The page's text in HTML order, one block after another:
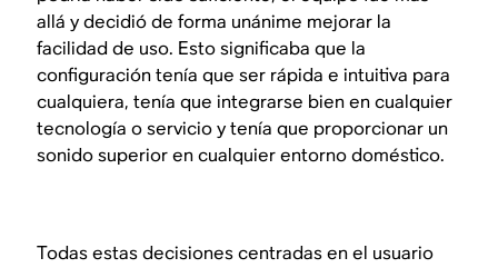
allá y decidió de forma unánime mejorar la
facilidad de uso. Esto significaba que la
configuración tenía que ser rápida e intuitiva para
cualquiera, tenía que integrarse bien en cualquier
tecnología o servicio y tenía que proporcionar un
sonido superior en cualquier entorno doméstico.
Todas estas decisiones centradas en el usuario